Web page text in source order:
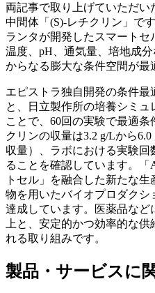
両記事で取り上げていただい
中間体 「(S)-レチクリン」です
ランタが開発した スマートセ
温度、 pH、 通気量、 培地成
からなる膨大な条件空間が最
エピストラ独自開発の条件最
と、
日立製作所の培養シミュ
ことで、 60回の実験で最適条
クリンの収量は3.2 g/Lから6.0
収量）、 ラボにおける実験回
る ことを確認しています。
トセル」を融合した新たな生
物を用いたバイオプロダクシ
達成しています。
医薬品など
上と、 安定的かつ効率的な供
れる取り組みです。
製品・サービスに